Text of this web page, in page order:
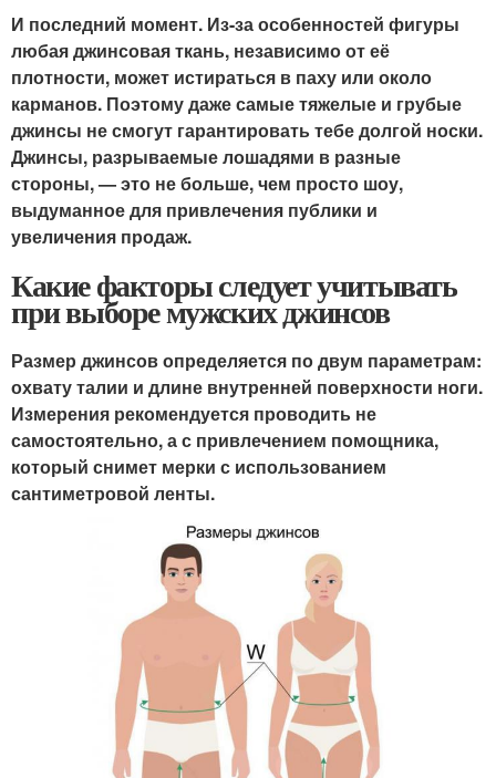
И последний момент. Из-за особенностей фигуры
любая джинсовая ткань, независимо от её
плотности, может истираться в паху или около
карманов. Поэтому даже самые тяжелые и грубые
джинсы не смогут гарантировать тебе долгой носки.
Джинсы, разрываемые лошадями в разные
стороны, — это не больше, чем просто шоу,
выдуманное для привлечения публики и
увеличения продаж.
Какие факторы следует учитывать
при выборе мужских джинсов
Размер джинсов определяется по двум параметрам:
охвату талии и длине внутренней поверхности ноги.
Измерения рекомендуется проводить не
самостоятельно, а с привлечением помощника,
который снимет мерки с использованием
сантиметровой ленты.